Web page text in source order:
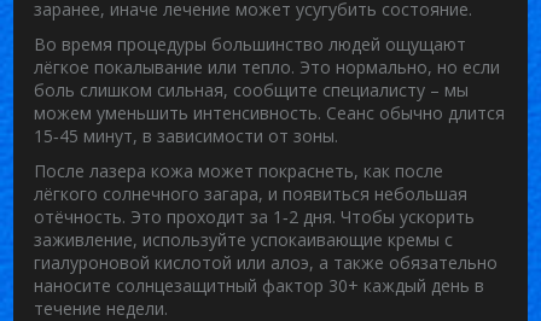
заранее, иначе лечение может усугубить состояние.
Во время процедуры большинство людей ощущают
лёгкое покалывание или тепло. Это нормально, но если
боль слишком сильная, сообщите специалисту – мы
можем уменьшить интенсивность. Сеанс обычно длится
15‑45 минут, в зависимости от зоны.
После лазера кожа может покраснеть, как после
лёгкого солнечного загара, и появиться небольшая
отёчность. Это проходит за 1‑2 дня. Чтобы ускорить
заживление, используйте успокаивающие кремы с
гиалуроновой кислотой или алоэ, а также обязательно
наносите солнцезащитный фактор 30+ каждый день в
течение недели.